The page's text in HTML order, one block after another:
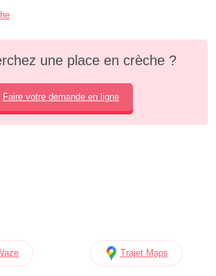
une place en crèche ?
Faire votre demande en ligne
Trajet Maps